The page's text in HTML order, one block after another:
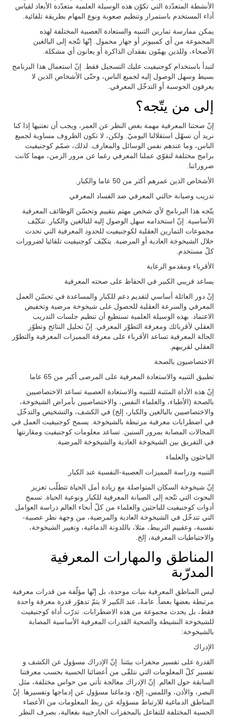
الأنشطة المتعدّدة التي تكوّن هذه الوسيلة العلمية متعدّدة الأبعاد لقياس
أداء المستخدم باستمرار وتنظيم صعوبة ونوع المهام بطريقة تلقائية.
يمكن ممارسة تمارين التنبيه والستعادة العصبية المختلفة لهذه
المجموعة من أي كمبيوتر أو جهاز محمول. إنّها تتّجه إلى البالغين
الأصحاء، وللذين يهمّون بفقدان الذاكرة أو يعانون أي مشكلة.
لتبدأ باستخدام كوجنيفيت عليك التسجيل فقط. إنّ استعمال هذا البرنامج
بسيط وسهل الوصول إليه لجميع الناس، وحتّى الأشخاص الذين لا
يعرفون الحوسبة أو التدخّل المعرفي.
إلى من يتّجه؟
إنّ صحتنا المعرفية مهمة بغض النظر عن العمر، ويجب أن نعتنيها إذا كنا
نريد أن نسهّل استقلالنا اليوميّ. ولكن، لا تكون الظروف مساوية لجميع
الناس، وما عندهم نفس الوسائل والمعارف. لذلك، صمّم كوجنيفيت
برامج مختلفة لنقوّي عملنا المعرفي رغما عن مرور الزمن، مهما كانت
ضروراتنا.
الأشخاص الذين عمرهم أكثر من 50 عاما والكبار.
تدريب وصيانة حالتي المعرفي ضد الفساد المعرفي
يتّجه هذا البرنامج لأي شخص مهتم بتقييم وتحسّن الوظائف المعرفية
الأساسية. إنّ استخدامه سهل الوصول إليه للبالغين والكبار. تتكيّف
مجموعات التمارين العقلية لكوجنيفيت للحدود المعرفية التي تحدث
خلال الشيخوخة العادية أو المرضية. يتكيّف كوجنيفيت تلقائيا لضرورات
كلّ مستخدم.
الأقرباء ومقدمو الرعاية
يساعد قريبي الكبير في الحفاظ على صحته المعرفية
إنّ دور العائلة أساسي لتقديم دعم للكبار والمساعدة في تحسّن العمل
المعرفي والسرعة العقلية للحصول على شيخوخة مرضية وتخفيض
الاعتماد. بهذه الوسيلة العلمية تستطيع أن تنظيم جلسات التدريب
العقلي لأقربائك ومعرفة التطوّر المعرفي. إنّ تحليل النتائج وتطوّر
الحالة المعرفية تساعد الأقرباء على معرفة المميزات المعرفية والتطوّر
العقلي لقريبهم.
الاختصاصيون بالصحة
تطبيق التنبيه والاستعادة المعرفية على المرضى أكبر من 65 عاما
إنّ هذه الأداة المثتبة للتنبيه والاستعادة العصبية تساعد الاختصاصيين
بالصحة (الأطباء، والعلماء النفس، والاختصاصيين بأمراض الشيخوخة،
والاختصاصيين بالبالغين والكبار، إلخ) في الكشف، والتشخيص والتدخّل
في اضطرابات معرفية مرتبطة بالشيخوخة. يسمح كوجنيفيت العمل في
المجالات المصابة بمرور السنين. تساعد معلومات كوجنيفيت ومقارنتها
في التفريق بين الشيخوخة العادية والشيخوخة المرضية.
الباحثون والعلماء
التنبيه ودراسة المميزات العصبية-النفسية عند الكبار
إنّ شيخوخة السكان المتواصلة مع زيادة أمل الحياة تتطلّب تعزيز
البحوث التي تتّجه إلى الصيانة المعرفية للكبار ونوعية الحياة. تسمح
أدوات كوجنيفيت للباحثين والعلماء من كلّ أنحاء العالم دراسة العوامل
التي تتدخّل في الشيخوخة العادية والمرضية، من وجهة نظر عصبية-
نفسية، وعقييم التربيط، مثلا، باللدونة الدماغية، وتغيير الشيخوخة،
والاحتياطيات المعرفية، إلخ.
المناطق والمهارات المعرفية
المدرّبة
ليس المناطق المعرفية بنيات موحدة، بل إنّها مؤلّفة من قدرات معرفية
مرتبطة بعضها بعضاً. عامةً، عند الكبير لا يتمّ تدهوّر قدرة معرفة واحدة
فقط، بل يحدث مجموعة من هذه الاضطرابات. تدرّب أداة كوجنيفيت
للشيخوخة النشيطة والصحية القدرات المعرفية الأساسية المصابة
بالشيخوخة:
الإدراك
القدرة على تفسير محفزات بيئتنا. إنّ الإدراك مسؤول عن الكشف و
تفسير كلّ المعلومات التي نتلقّى من أعضائنا الحسية بحسب معرفتنا
السابقة حول العالم. إنّ الإدراك معالجة تأتي من حواس مختلفة، مثل
البصر، والأذن، واللمس، إلخ، ودماغنا مسؤول عن إدماجها وتفسيرها. إنّ
المناطق الدماغية للارتباط مسؤولة عن ربط المعلومات من الأعضاء
الحسية المختلفة للتفاعل بالمحفزات الحارجيية بفعالية، بصرف النظر